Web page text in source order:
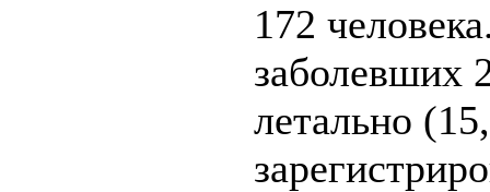
172
заболевших
летально